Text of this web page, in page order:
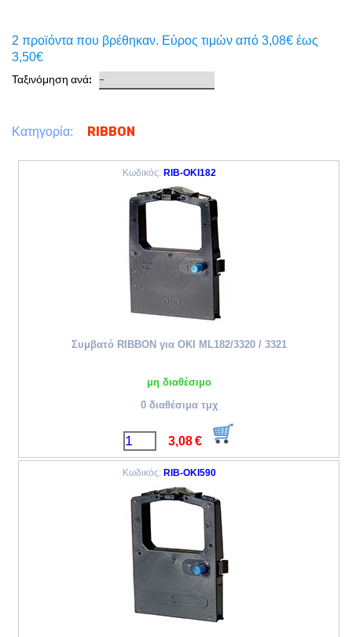
2 προϊόντα που βρέθηκαν. Eύρος τιμών από 3,08€ έως
3,50€
Ταξινόμηση ανά:
Κατηγορία: RIBBON
Κωδικός: RIB-OKI182
Συμβατό RIBBON για OKI ML182/3320 / 3321
μη διαθέσιμο
0 διαθέσιμα τμχ
3,08 €
Κωδικός: RIB-OKI590